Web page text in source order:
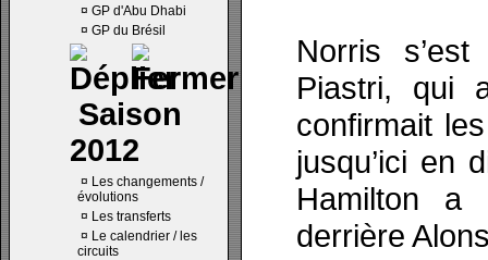
¤ GP d'Abu Dhabi
¤ GP du Brésil
Saison
2012
¤ Les changements /
évolutions
¤ Les transferts
¤ Le calendrier / les
circuits
Norris
Piastri, qui
confirmait
jusqu’ici en
Hamilton a
derrière